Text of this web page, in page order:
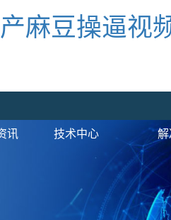
麻豆操逼视
讯 技术中心 解